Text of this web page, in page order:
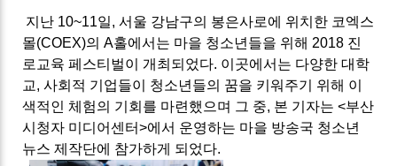
지난 10~11일, 서울 강남구의 봉은사로에 위치한 코엑스
몰(COEX)의 A홀에서는 마을 청소년들을 위해 2018 진
로교육 페스티벌이 개최되었다. 이곳에서는 다양한 대학
교, 사회적 기업들이 청소년들의 꿈을 키워주기 위해 이
색적인 체험의 기회를 마련했으며 그 중, 본 기자는 <부산
시청자 미디어센터>에서 운영하는 마을 방송국 청소년
뉴스 제작단에 참가하게 되었다.